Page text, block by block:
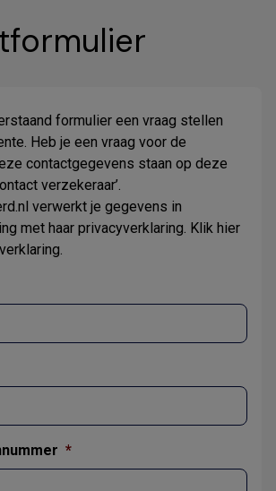
formulier een vraag stellen
Heb je een vraag voor de
contactgegevens staan op deze
verzekeraar’.
verwerkt je gegevens in
met haar privacyverklaring. Klik hier
*